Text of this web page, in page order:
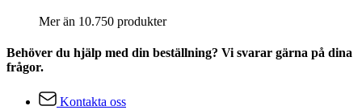
Mer än 10.750 produkter
Behöver du hjälp med din beställning? Vi svarar gärna på dina
frågor.
Kontakta oss